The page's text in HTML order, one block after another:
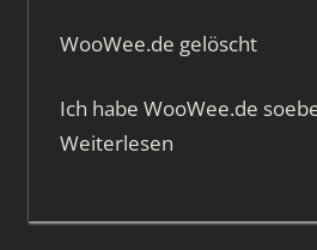
WooWee.de gelöscht
Ich habe WooWee.de
Weiterlesen